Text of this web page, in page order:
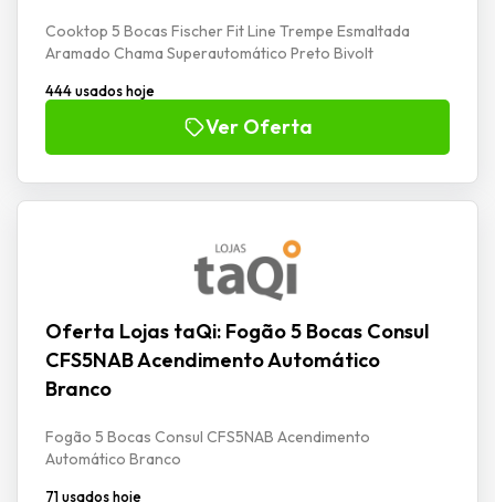
Cooktop 5 Bocas Fischer Fit Line Trempe Esmaltada
Aramado Chama Superautomático Preto Bivolt
444 usados hoje
Ver Oferta
Oferta Lojas taQi: Fogão 5 Bocas Consul
CFS5NAB Acendimento Automático
Branco
Fogão 5 Bocas Consul CFS5NAB Acendimento
Automático Branco
71 usados hoje